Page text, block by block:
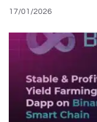
17/01/2026